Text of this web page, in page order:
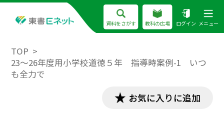
資料をさがす 教科の広場 ログイン メニュー
TOP
23～26年度用小学校道徳５年 指導時案例-1 いつ
も全力で
お気に入りに追加